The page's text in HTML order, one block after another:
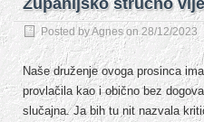
Posted byAgneson28/12/2023
Naše druženje ovoga prosinca
provlačila kao i obično bez
slučajna. Ja bih tu nit nazvala